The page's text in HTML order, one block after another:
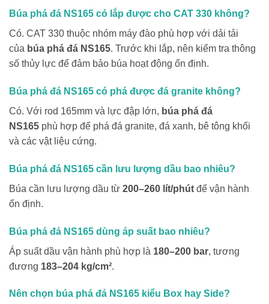
Búa phá đá NS165 có lắp được cho CAT 330 không?
Có. CAT 330 thuộc nhóm máy đào phù hợp với dải tải
của búa phá đá NS165. Trước khi lắp, nên kiểm tra thông
số thủy lực để đảm bảo búa hoạt động ổn định.
Búa phá đá NS165 có phá được đá granite không?
Có. Với rod 165mm và lực đập lớn, búa phá đá
NS165 phù hợp để phá đá granite, đá xanh, bê tông khối
và các vật liệu cứng.
Búa phá đá NS165 cần lưu lượng dầu bao nhiêu?
Búa cần lưu lượng dầu từ 200–260 lít/phút để vận hành
ổn định.
Búa phá đá NS165 dùng áp suất bao nhiêu?
Áp suất dầu vận hành phù hợp là 180–200 bar, tương
đương 183–204 kg/cm².
Nên chọn búa phá đá NS165 kiểu Box hay Side?